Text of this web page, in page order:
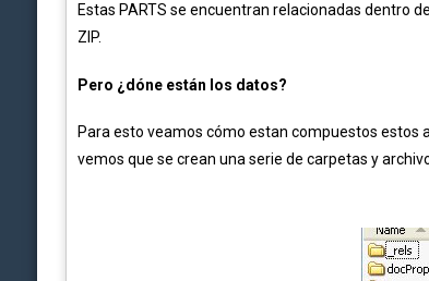
Estas PARTS se encuentran relacionadas dentro
ZIP.
Pero ¿dóne están los datos?
Para esto veamos cómo estan compuestos estos
vemos que se crean una serie de carpetas y